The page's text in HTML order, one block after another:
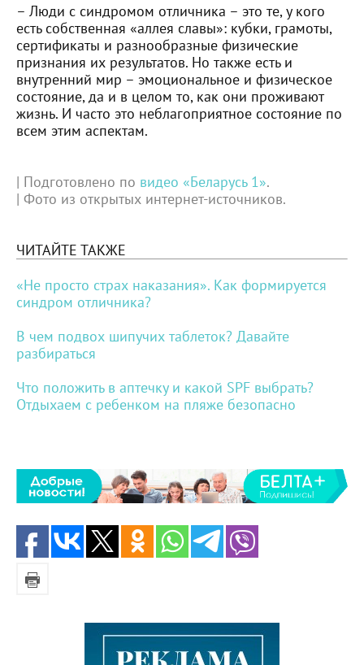
– Люди с синдромом отличника – это те, у кого
есть собственная «аллея славы»: кубки, грамоты,
сертификаты и разнообразные физические
признания их результатов. Но также есть и
внутренний мир – эмоциональное и физическое
состояние, да и в целом то, как они проживают
жизнь. И часто это неблагоприятное состояние по
всем этим аспектам.
| Подготовлено по видео «Беларусь 1».
| Фото из открытых интернет-источников.
ЧИТАЙТЕ ТАКЖЕ
«Не просто страх наказания». Как формируется
синдром отличника?
В чем подвох шипучих таблеток? Давайте
разбираться
Что положить в аптечку и какой SPF выбрать?
Отдыхаем с ребенком на пляже безопасно